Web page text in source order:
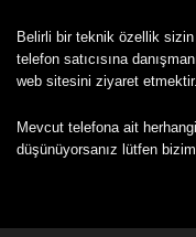
Belirli bir teknik özellik
telefon satıcısına
web sitesini ziyaret etmektir.
Mevcut telefona ait
düşünüyorsanız lütfen